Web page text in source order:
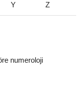
Y Z
numeroloji